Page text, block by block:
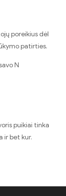
poreikius dėl
patirties.
N
puikiai tinka
ir bet kur.